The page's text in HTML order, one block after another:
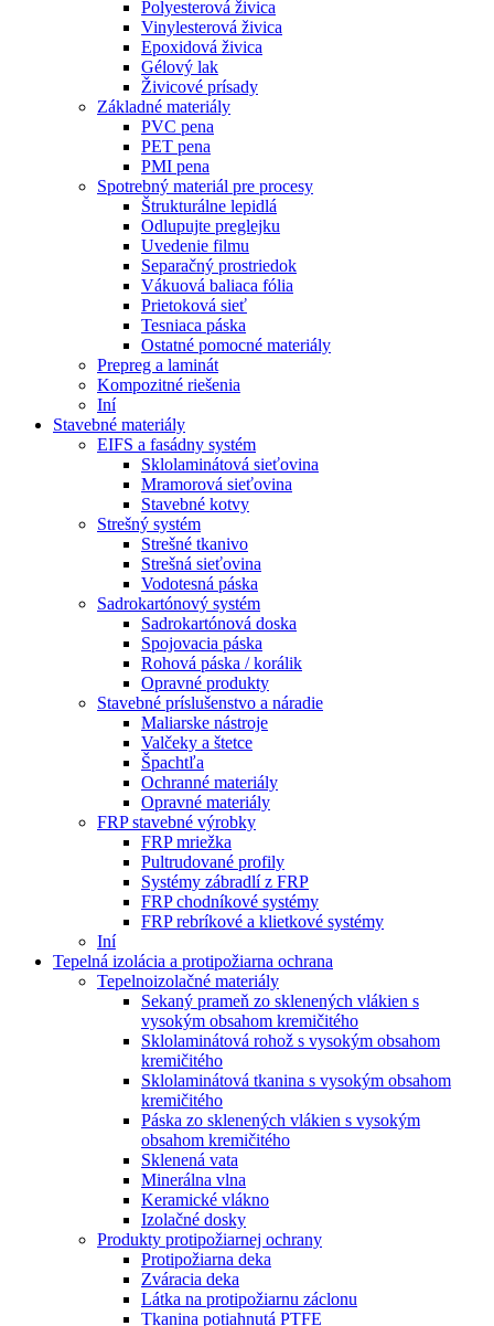
Polyesterová živica
Vinylesterová živica
Epoxidová živica
Gélový lak
Živicové prísady
Základné materiály
PVC pena
PET pena
PMI pena
Spotrebný materiál pre procesy
Štrukturálne lepidlá
Odlupujte preglejku
Uvedenie filmu
Separačný prostriedok
Vákuová baliaca fólia
Prietoková sieť
Tesniaca páska
Ostatné pomocné materiály
Prepreg a laminát
Kompozitné riešenia
Iní
Stavebné materiály
EIFS a fasádny systém
Sklolaminátová sieťovina
Mramorová sieťovina
Stavebné kotvy
Strešný systém
Strešné tkanivo
Strešná sieťovina
Vodotesná páska
Sadrokartónový systém
Sadrokartónová doska
Spojovacia páska
Rohová páska / korálik
Opravné produkty
Stavebné príslušenstvo a náradie
Maliarske nástroje
Valčeky a štetce
Špachtľa
Ochranné materiály
Opravné materiály
FRP stavebné výrobky
FRP mriežka
Pultrudované profily
Systémy zábradlí z FRP
FRP chodníkové systémy
FRP rebríkové a klietkové systémy
Iní
Tepelná izolácia a protipožiarna ochrana
Tepelnoizolačné materiály
Sekaný prameň zo sklenených vlákien s
vysokým obsahom kremičitého
Sklolaminátová rohož s vysokým obsahom
kremičitého
Sklolaminátová tkanina s vysokým obsahom
kremičitého
Páska zo sklenených vlákien s vysokým
obsahom kremičitého
Sklenená vata
Minerálna vlna
Keramické vlákno
Izolačné dosky
Produkty protipožiarnej ochrany
Protipožiarna deka
Zváracia deka
Látka na protipožiarnu záclonu
Tkanina potiahnutá PTFE